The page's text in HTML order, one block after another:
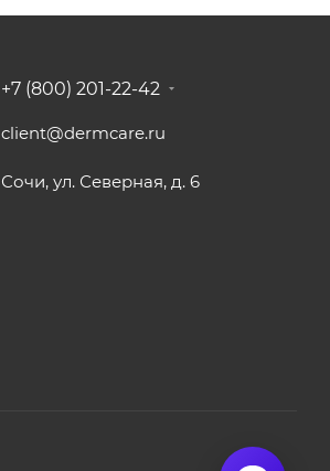
+7 (800) 201-22-42
client@dermcare.ru
Сочи, ул. Северная, д. 6